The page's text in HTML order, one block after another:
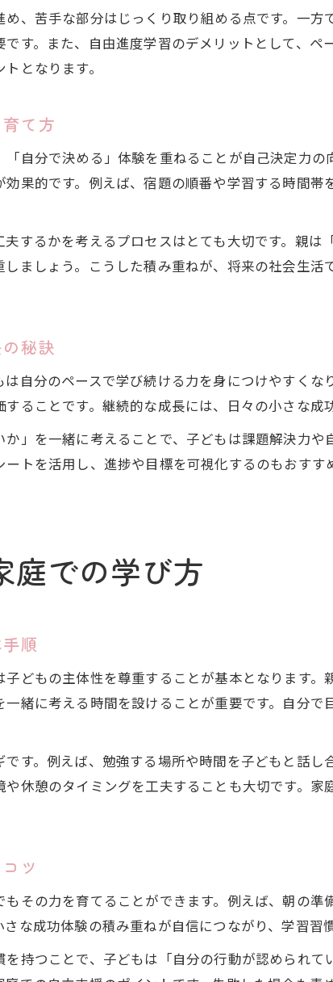
ADHD児童にも有効な自立支援学習の工夫
ADHD児童にも有効な学習支援アプローチ
ADHD児童に適した自立支援学習の基本
自由進度学習と自立支援の有効な組み合わせ
ADHD児童に役立つ自立支援の4つのケア解説
家庭でできるADHD児童向け自立支援学習法
、苦手な部分はじっくり取り組める点です。一
す。また、自由進度学習のデメリットとして、
となります。
て方
自分で決める」体験を重ねることが自己決定力
果的です。例えば、宿題の順番や学習する時間
するかを考えるプロセスはとても大切です。親は
ましょう。こうした積み重ねが、将来の社会生
秘訣
自分のペースで学び続ける力を身につけやすくな
ることです。継続的な成長には、日々の小さな成
」を一緒に考えることで、子どもは課題解決力
トを活用し、進捗や目標を可視化するのもおす
庭での学び方
順
どもの主体性を尊重することが基本となります
一緒に考える時間を設けることが重要です。自分
す。例えば、勉強する場所や時間を子どもと話
休憩のタイミングを工夫することも大切です。
ツ
その力を育てることができます。例えば、朝の
な成功体験の積み重ねが自信につながり、学習習
持つことで、子どもは「自分の行動が認められ